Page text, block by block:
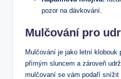
pozor na dávkování.
Mulčování pro
Mulčování je jako letní klobouk
přímým sluncem a zároveň
mulčovaní se vám podaří snížit